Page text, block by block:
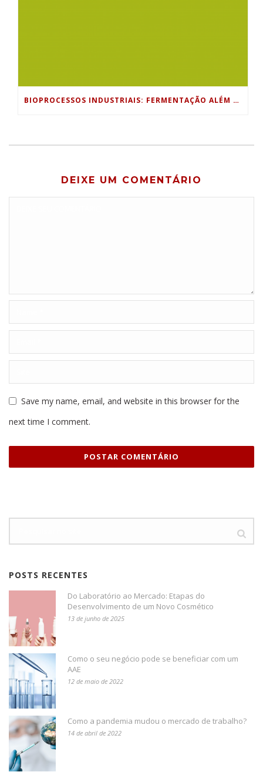
BIOPROCESSOS INDUSTRIAIS: FERMENTAÇÃO ALÉM DA INDÚSTRIA ALIMENTÍCIA
DEIXE UM COMENTÁRIO
Save my name, email, and website in this browser for the
next time I comment.
POSTS RECENTES
Do Laboratório ao Mercado: Etapas do
Desenvolvimento de um Novo Cosmético
13 de junho de 2025
Como o seu negócio pode se beneficiar com um
AAE
12 de maio de 2022
Como a pandemia mudou o mercado de trabalho?
14 de abril de 2022